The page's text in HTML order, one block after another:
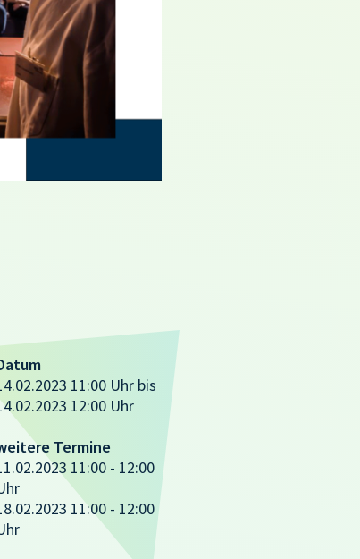
11:00 Uhr bis
12:00 Uhr
Termine
11:00 - 12:00
11:00 - 12:00